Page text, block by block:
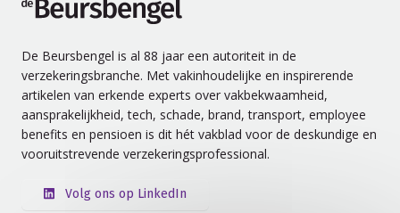
De Beursbengel is al 88 jaar een autoriteit in de
verzekeringsbranche. Met vakinhoudelijke en inspirerende
artikelen van erkende experts over vakbekwaamheid,
aansprakelijkheid, tech, schade, brand, transport, employee
benefits en pensioen is dit hét vakblad voor de deskundige en
vooruitstrevende verzekeringsprofessional.
Volg ons op LinkedIn